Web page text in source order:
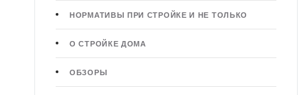
НОРМАТИВЫ ПРИ СТРОЙКЕ И НЕ ТОЛЬКО
О СТРОЙКЕ ДОМА
ОБЗОРЫ